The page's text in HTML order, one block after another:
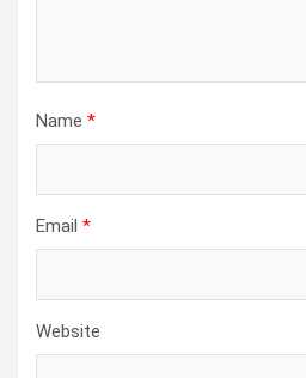
Name *
Email *
Website